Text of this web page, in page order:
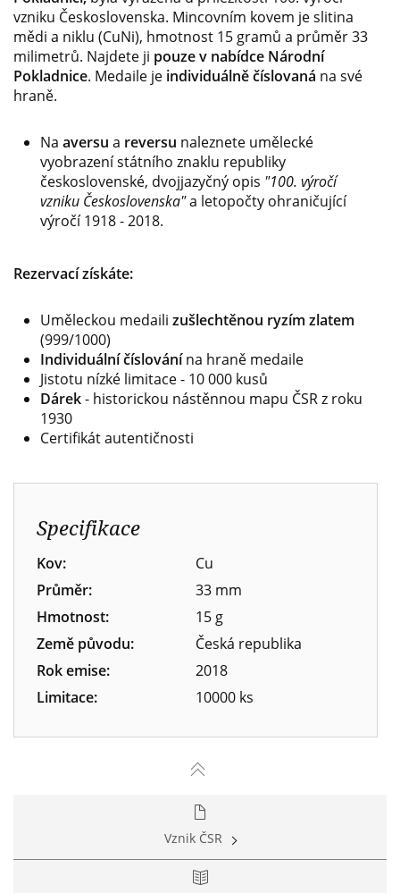
vzniku Československa. Mincovním kovem je slitina
mědi a niklu (CuNi), hmotnost 15 gramů a průměr 33
milimetrů. Najdete ji pouze v nabídce Národní
Pokladnice. Medaile je individuálně číslovaná na své
hraně.
Na aversu a reversu naleznete umělecké
vyobrazení státního znaklu republiky
československé, dvojjazyčný opis "100. výročí
vzniku Československa"a letopočty ohraničující
výročí 1918 - 2018.
Rezervací získáte:
Uměleckou medaili zušlechtěnou ryzím zlatem
(999/1000)
Individuální číslovánína hraně medaile
Jistotu nízké limitace - 10 000 kusů
Dárek- historickou nástěnnou mapu ČSR z roku
1930
Certifikát autentičnosti
Specifikace
Kov:
Cu
Průměr:
33 mm
Hmotnost:
15 g
Země původu:
Česká republika
Rok emise:
2018
Limitace:
10000 ks
Vznik ČSR